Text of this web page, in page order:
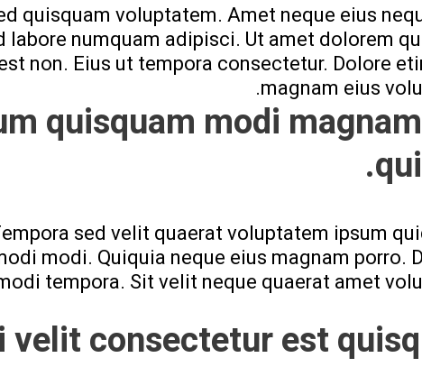
quisquam voluptatem. Amet neque eius
numquam adipisci. Ut amet dolorem
non. Eius ut tempora consectetur. Dolore
magnam eius
quisquam modi
sed velit quaerat voluptatem ipsum
modi. Quiquia neque eius magnam porro.
tempora. Sit velit neque quaerat amet
consectetur est